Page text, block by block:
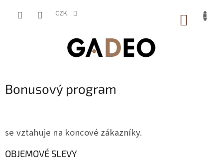
CZK
Bonusový program
se vztahuje na koncové zákazníky.
OBJEMOVÉ SLEVY